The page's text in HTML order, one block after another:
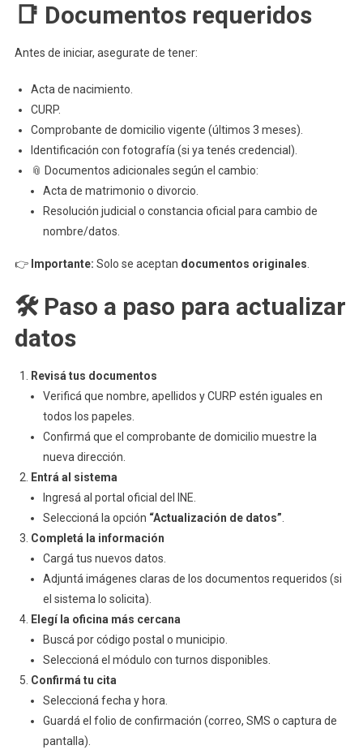
📑 Documentos requeridos
Antes de iniciar, asegurate de tener:
Acta de nacimiento.
CURP.
Comprobante de domicilio vigente (últimos 3 meses).
Identificación con fotografía (si ya tenés credencial).
📎 Documentos adicionales según el cambio:
Acta de matrimonio o divorcio.
Resolución judicial o constancia oficial para cambio de
nombre/datos.
👉 Importante: Solo se aceptan documentos originales
🛠️ Paso a paso para actualizar
datos
Revisá tus documentos
Verificá que nombre, apellidos y CURP estén iguales en
todos los papeles.
Confirmá que el comprobante de domicilio muestre la
nueva dirección.
Entrá al sistema
Ingresá al portal oficial del INE.
Seleccioná la opción “Actualización de datos”
Completá la información
Cargá tus nuevos datos.
Adjuntá imágenes claras de los documentos requeridos (si
el sistema lo solicita).
Elegí la oficina más cercana
Buscá por código postal o municipio.
Seleccioná el módulo con turnos disponibles.
Confirmá tu cita
Seleccioná fecha y hora.
Guardá el folio de confirmación (correo, SMS o captura de
pantalla).